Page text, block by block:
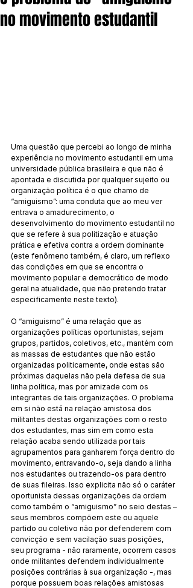
no movimento estudantil
Uma questão que percebi ao longo de minha
experiência no movimento estudantil em uma
universidade pública brasileira e que não é
apontada e discutida por qualquer sujeito ou
organização política é o que chamo de
“amiguismo”: uma conduta que ao meu ver
entrava o amadurecimento, o
desenvolvimento do movimento estudantil no
que se refere à sua politização e atuação
prática e efetiva contra a ordem dominante
(este fenômeno também, é claro, um reflexo
das condições em que se encontra o
movimento popular e democrático de modo
geral na atualidade, que não pretendo tratar
especificamente neste texto).
O “amiguismo” é uma relação que as
organizações políticas oportunistas, sejam
grupos, partidos, coletivos, etc., mantém com
as massas de estudantes que não estão
organizadas politicamente, onde estas são
próximas daquelas não pela defesa de sua
linha política, mas por amizade com os
integrantes de tais organizações. O problema
em si não está na relação amistosa dos
militantes destas organizações com o resto
dos estudantes, mas sim em como esta
relação acaba sendo utilizada por tais
agrupamentos para ganharem força dentro do
movimento, entravando-o, seja dando a linha
nos estudantes ou trazendo-os para dentro
de suas fileiras. Isso explicita não só o caráter
oportunista dessas organizações da ordem
como também o “amiguismo” no seio destas –
seus membros compõem este ou aquele
partido ou coletivo não por defenderem com
convicção e sem vacilação suas posições,
seu programa - não raramente, ocorrem casos
onde militantes defendem individualmente
posições contrárias à sua organização -, mas
porque possuem boas relações amistosas